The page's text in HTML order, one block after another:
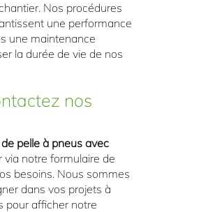
Nos procédures
une performance
une maintenance
la durée de vie de nos
nos
pelle à pneus avec
notre formulaire de
besoins. Nous sommes
dans vos projets à
pour afficher notre